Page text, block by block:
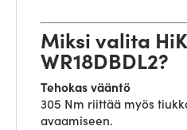
Miksi valita
WR18DBDL2?
Tehokas vääntö
305 Nm riittää myös
avaamiseen.